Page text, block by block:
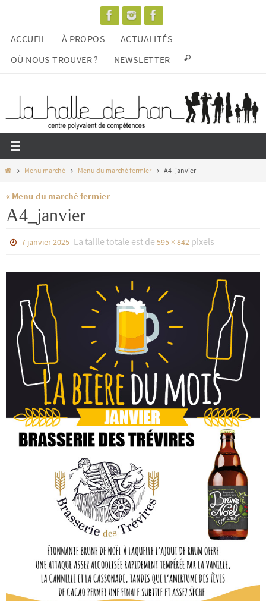
contenu
ACCUEIL À PROPOS
ACTUALITÉS
OÙ NOUS TROUVER ?
NEWSLETTER
HomeMenu marché Menu du marché fermier A4_janvier
« Menu du marché fermier
A4_janvier
7 janvier 2025 La taille totale est de595 × 842 pixels